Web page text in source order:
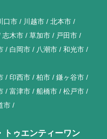
口市 川越市
北本市
志木市 草加市
戸田市
白岡市 八潮市 和光市
印西市 柏市
鎌ヶ谷市
富津市 船橋市
松戸市
市
トゥエンティーワン